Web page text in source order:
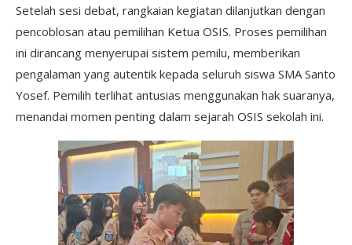
Setelah sesi debat, rangkaian kegiatan dilanjutkan dengan
pencoblosan atau pemilihan Ketua OSIS. Proses pemilihan
ini dirancang menyerupai sistem pemilu, memberikan
pengalaman yang autentik kepada seluruh siswa SMA Santo
Yosef. Pemilih terlihat antusias menggunakan hak suaranya,
menandai momen penting dalam sejarah OSIS sekolah ini.